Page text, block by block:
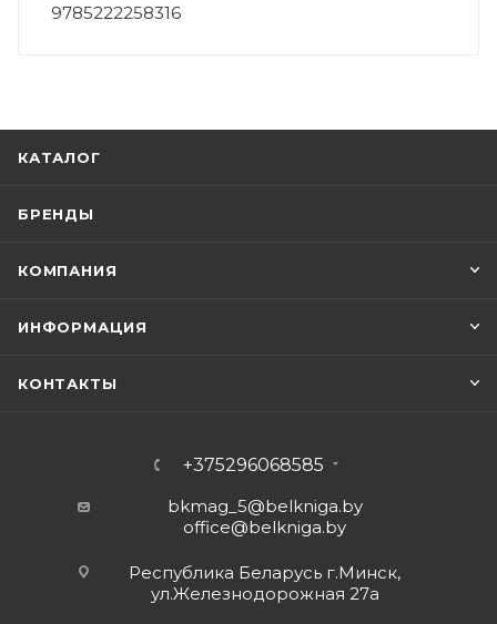
9785222258316
КАТАЛОГ
БРЕНДЫ
КОМПАНИЯ
ИНФОРМАЦИЯ
КОНТАКТЫ
+375296068585
bkmag_5@belkniga.by
office@belkniga.by
Республика Беларусь г.Минск,
ул.Железнодорожная 27а